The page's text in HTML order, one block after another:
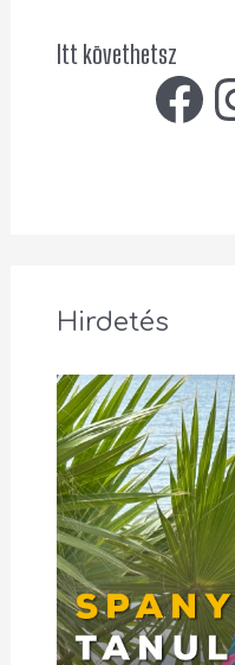
Itt követhetsz
Hirdetés